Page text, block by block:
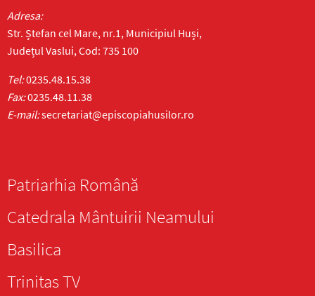
Adresa:
Str. Ștefan cel Mare, nr.1, Municipiul Huși,
Județul Vaslui, Cod: 735 100
Tel:0235.48.15.38
Fax:0235.48.11.38
E-mail:secretariat@episcopiahusilor.ro
Patriarhia Română
Catedrala Mântuirii Neamului
Basilica
Trinitas TV